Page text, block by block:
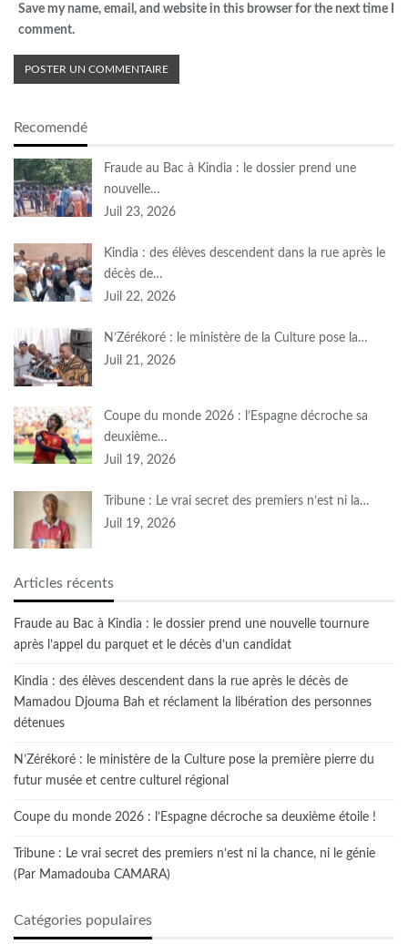
Save my name, email, and website in this browser for the next time I
comment.
Recomendé
Fraude au Bac à Kindia : le dossier prend une
nouvelle…
Juil 23, 2026
Kindia : des élèves descendent dans la rue après le
décès de…
Juil 22, 2026
N’Zérékoré : le ministère de la Culture pose la…
Juil 21, 2026
Coupe du monde 2026 : l’Espagne décroche sa
deuxième…
Juil 19, 2026
Tribune : Le vrai secret des premiers n’est ni la…
Juil 19, 2026
Articles récents
Fraude au Bac à Kindia : le dossier prend une nouvelle tournure
après l’appel du parquet et le décès d’un candidat
Kindia : des élèves descendent dans la rue après le décès de
Mamadou Djouma Bah et réclament la libération des personnes
détenues
N’Zérékoré : le ministère de la Culture pose la première pierre du
futur musée et centre culturel régional
Coupe du monde 2026 : l’Espagne décroche sa deuxième étoile !
Tribune : Le vrai secret des premiers n’est ni la chance, ni le génie
(Par Mamadouba CAMARA)
Catégories populaires